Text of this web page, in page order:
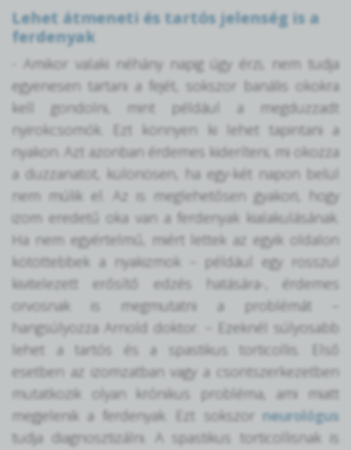
Lehet átmeneti és tartós jelenség is a
ferdenyak
- Amikor valaki néhány napig úgy érzi, nem tudja
egyenesen tartani a fejét, sokszor banális okokra
kell gondolni, mint például a megduzzadt
nyirokcsomók. Ezt könnyen ki lehet tapintani a
nyakon. Azt azonban érdemes kideríteni, mi okozza
a duzzanatot, különösen, ha egy-két napon belül
nem múlik el. Az is meglehetősen gyakori, hogy
izom eredetű oka van a ferdenyak kialakulásának.
Ha nem egyértelmű, miért lettek az egyik oldalon
kötöttebbek a nyakizmok – például egy rosszul
kivitelezett erősítő edzés hatására-, érdemes
orvosnak is megmutatni a problémát –
hangsúlyozza Arnold doktor. – Ezeknél súlyosabb
lehet a tartós és a spastikus torticollis. Első
esetben az izomzatban vagy a csontszerkezetben
mutatkozik olyan krónikus probléma, ami miatt
megjelenik a ferdenyak. Ezt sokszor neurológus
tudja diagnosztizálni. A spastikus torticollisnak is